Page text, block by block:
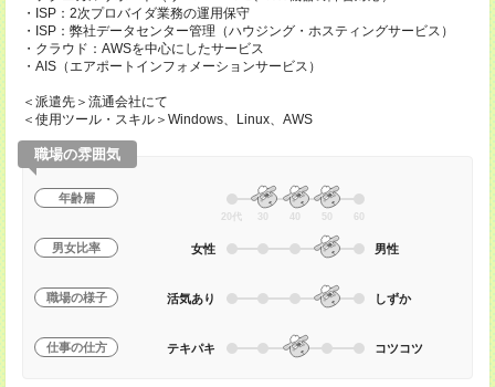
・ISP：2次プロバイダ業務の運用保守
・ISP：弊社データセンター管理（ハウジング・ホスティングサービス）
・クラウド：AWSを中心にしたサービス
・AIS（エアポートインフォメーションサービス）
＜派遣先＞流通会社にて
＜使用ツール・スキル＞Windows、Linux、AWS
職場の雰囲気
年齢層
20代 30 40 50 60
男女比率 女性 男性
職場の様子 活気あり しずか
仕事の仕方 テキパキ コツコツ